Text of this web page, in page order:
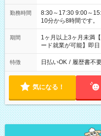
勤務時間
8:30～17:30 9:00～15:00 9:00～
10分から8時間です。
期間
1ヶ月以上3ヶ月未満
ード就業が可能】即日
特徴 日払いOK / 履歴書不
気になる！